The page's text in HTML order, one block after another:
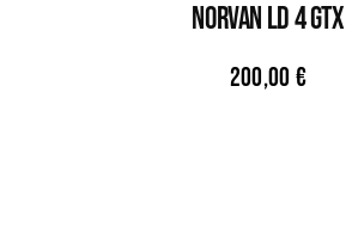
NORVAN LD 4 GTX
200,00 €